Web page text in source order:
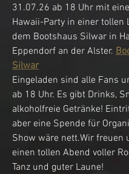
31.07.26 ab 18 Uhr mit
Hawaii-Party in einer tollen
dem Bootshaus Silwar in
Eppendorf an der Alster.
Silwar
Eingeladen sind alle Fans
ab 18 Uhr. Es gibt Drinks,
alkoholfreie Getränke!
aber eine Spende für
Show wäre nett.Wir freuen
einen tollen Abend voller
Tanz und guter Laune!